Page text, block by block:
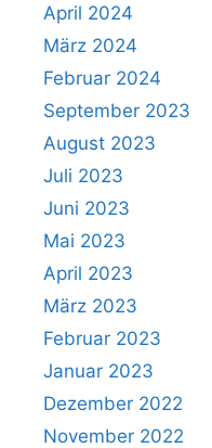
April 2024
März 2024
Februar 2024
September 2023
August 2023
Juli 2023
Juni 2023
Mai 2023
April 2023
März 2023
Februar 2023
Januar 2023
Dezember 2022
November 2022